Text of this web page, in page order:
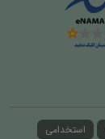
استخدامی